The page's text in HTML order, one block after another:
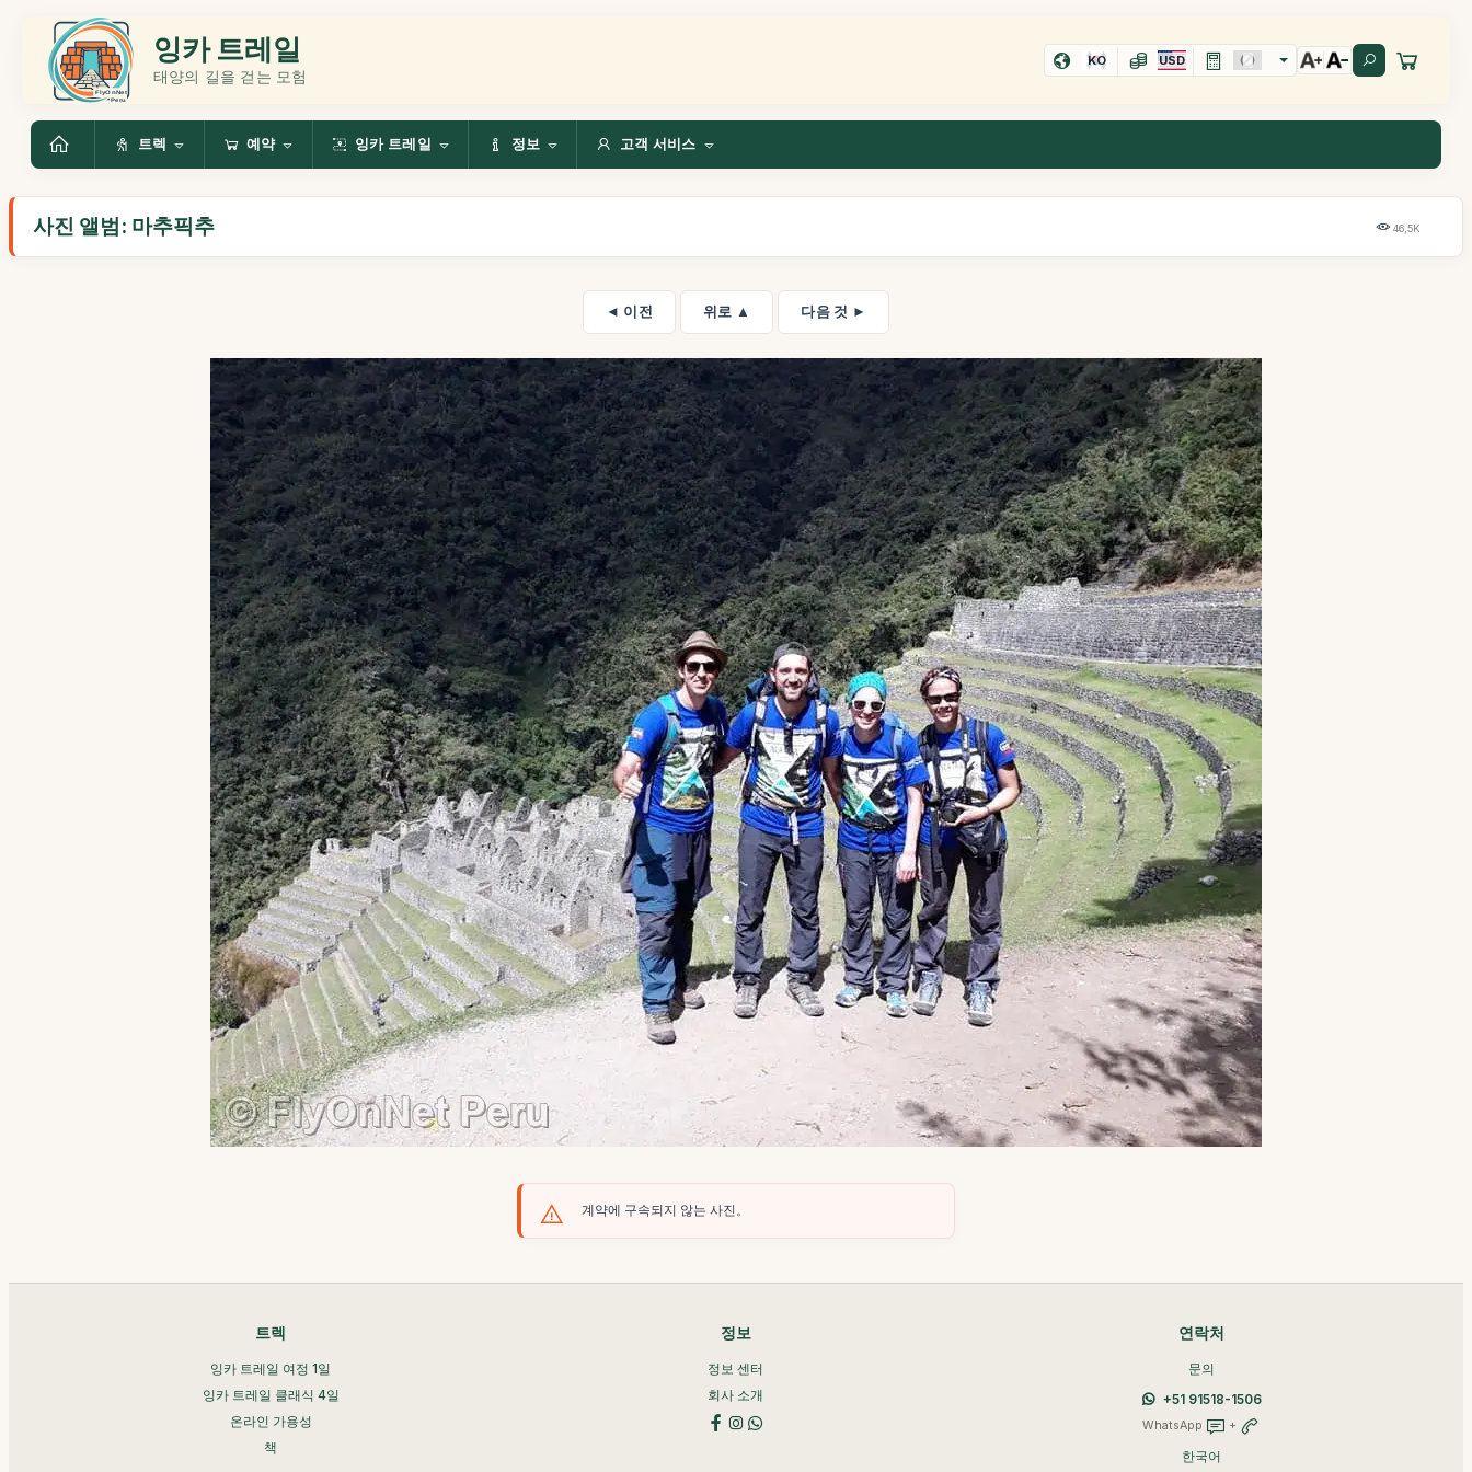
잉카 트레일
태양의 길을 걷는 모험
KO USD
트렉 예약 잉카 트레일 정보 고객 서비스
사진 앨범: 마추픽추 46,5K
◄ 이전 위로 ▲ 다음 것 ►
계약에 구속되지 않는 사진。
트렉
잉카 트레일 여정 1일
잉카 트레일 클래식 4일
온라인 가용성
책
정보
정보 센터
회사 소개
연락처
문의
+51 91518-1506
WhatsApp +
한국어